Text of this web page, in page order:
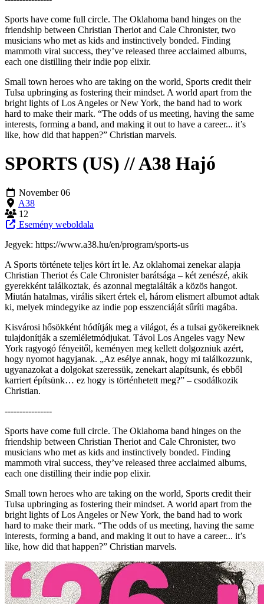
Sports have come full circle. The Oklahoma band hinges on the
friendship between Christian Theriot and Cale Chronister, two
musicians who met as kids and instinctively bonded. Finding
mammoth viral success, they’ve released three acclaimed albums,
each one distilling their indie pop elixir.
Small town heroes who are taking on the world, Sports credit their
Tulsa upbringing as fostering their mindset. A world apart from the
bright lights of Los Angeles or New York, the band had to work
hard to make their mark. “The odds of us meeting, having the same
interests, forming a band, and making it out to have a career... it’s
like, how did that happen?” Christian marvels.
SPORTS (US) // A38 Hajó
November 06
A38
12
Esemény weboldala
Jegyek: https://www.a38.hu/en/program/sports-us
A Sports története teljes kört írt le. Az oklahomai zenekar alapja
Christian Theriot és Cale Chronister barátsága – két zenészé, akik
gyerekként találkoztak, és azonnal megtalálták a közös hangot.
Miután hatalmas, virális sikert értek el, három elismert albumot adtak
ki, melyek mindegyike az indie pop esszenciáját sűríti magába.
Kisvárosi hősökként hódítják meg a világot, és a tulsai gyökereiknek
tulajdonítják a szemléletmódjukat. Távol Los Angeles vagy New
York ragyogó fényeitől, keményen meg kellett dolgozniuk azért,
hogy nyomot hagyjanak. „Az esélye annak, hogy mi találkozzunk,
ugyanazokat a dolgokat szeressük, zenekart alapítsunk, és ebből
karriert építsünk… ez hogy is történhetett meg?” – csodálkozik
Christian.
----------------
Sports have come full circle. The Oklahoma band hinges on the
friendship between Christian Theriot and Cale Chronister, two
musicians who met as kids and instinctively bonded. Finding
mammoth viral success, they’ve released three acclaimed albums,
each one distilling their indie pop elixir.
Small town heroes who are taking on the world, Sports credit their
Tulsa upbringing as fostering their mindset. A world apart from the
bright lights of Los Angeles or New York, the band had to work
hard to make their mark. “The odds of us meeting, having the same
interests, forming a band, and making it out to have a career... it’s
like, how did that happen?” Christian marvels.